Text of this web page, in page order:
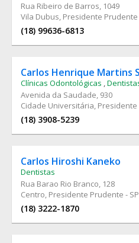
Rua Ribeiro de Barros, 1049
Vila Dubus, Presidente Prudente
(18) 99636-6813
Carlos Henrique Martins
Clínicas Odontológicas ,
Avenida da Saudade, 930
Cidade Universitária, Presidente
(18) 3908-5239
Carlos Hiroshi Kaneko
Dentistas
Rua Barao Rio Branco, 128
Centro, Presidente Prudente - SP
(18) 3222-1870